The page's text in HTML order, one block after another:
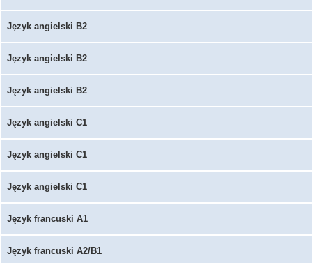
Język angielski B2
Język angielski B2
Język angielski B2
Język angielski C1
Język angielski C1
Język angielski C1
Język francuski A1
Język francuski A2/B1